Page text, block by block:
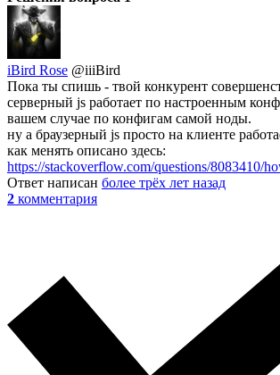
iBird Rose @iiiBird
Пока ты спишь - твой конкурент
серверный js работает по настроенным
вашем случае по конфигам самой ноды.
ну а браузерный js просто на клиенте
как менять описано здесь:
https://stackoverflow.com/questions/8083410/
Ответ написан более трёх лет назад
2 комментария